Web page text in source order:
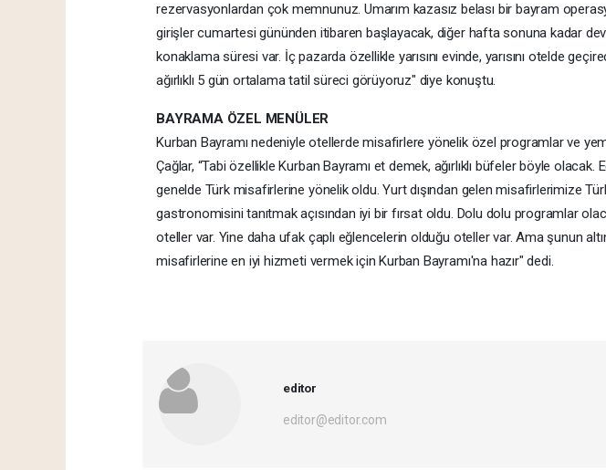
rezervasyonlardan çok memnunuz. Umarım kazasız belası bir bayram
girişler cumartesi gününden itibaren başlayacak, diğer hafta sonuna kadar
konaklama süresi var. İç pazarda özellikle yarısını evinde, yarısını otelde
ağırlıklı 5 gün ortalama tatil süreci görüyoruz" diye konuştu.
BAYRAMA ÖZEL MENÜLER
Kurban Bayramı nedeniyle otellerde misafirlere yönelik özel programlar ve
Çağlar, “Tabi özellikle Kurban Bayramı et demek, ağırlıklı büfeler böyle olacak.
genelde Türk misafirlerine yönelik oldu. Yurt dışından gelen misafirlerimize
gastronomisini tanıtmak açısından iyi bir fırsat oldu. Dolu dolu programlar
oteller var. Yine daha ufak çaplı eğlencelerin olduğu oteller var. Ama şunun
misafirlerine en iyi hizmeti vermek için Kurban Bayramı'na hazır" dedi.
editor
editor@editor.com